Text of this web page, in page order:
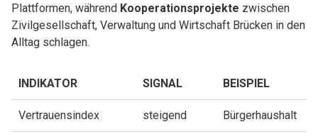
Plattformen, während Kooperationsprojekte zwischen
Zivilgesellschaft, Verwaltung und Wirtschaft Brücken in den
Alltag schlagen.
INDIKATOR SIGNAL BEISPIEL
Vertrauensindex steigend Bürgerhaushalt